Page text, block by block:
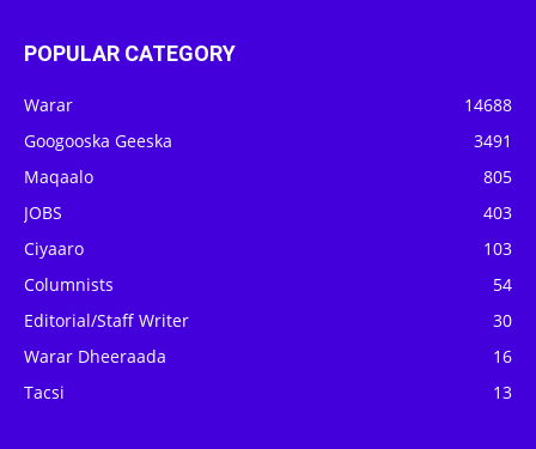
POPULAR CATEGORY
Warar
14688
Googooska Geeska
3491
Maqaalo
805
JOBS
403
Ciyaaro
103
Columnists
54
Editorial/Staff Writer
30
Warar Dheeraada
16
Tacsi
13